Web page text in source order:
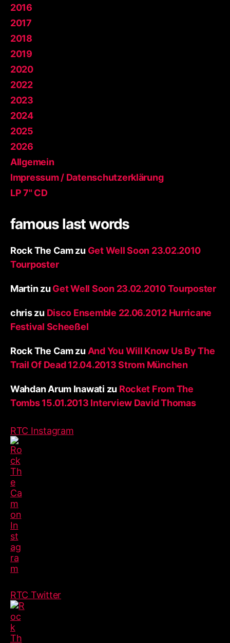
2016
2017
2018
2019
2020
2022
2023
2024
2025
2026
Allgemein
Impressum / Datenschutzerklärung
LP 7" CD
famous last words
Rock The Camzu Get Well Soon 23.02.2010
Tourposter
Martinzu Get Well Soon 23.02.2010 Tourposter
chriszu Disco Ensemble 22.06.2012 Hurricane
Festival Scheeßel
Rock The Camzu And You Will Know Us By The
Trail Of Dead 12.04.2013 Strom München
Wahdan Arum Inawati zu Rocket From The
Tombs 15.01.2013 Interview David Thomas
RTC Instagram
RTC Twitter